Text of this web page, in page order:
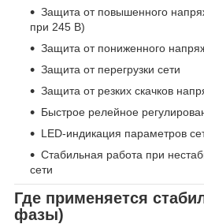
Защита от повышенного
при 245 В)
Защита от пониженного
Защита от перегрузки сети
Защита от резких скачков
Быстрое релейное
LED-индикация параметров
Стабильная работа при
сети
Где применяется
фазы)